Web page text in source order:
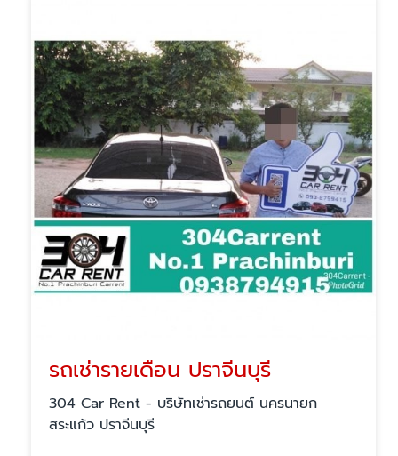
รถเช่ารายเดือน ปราจีนบุรี
304 Car Rent - บริษัทเช่ารถยนต์ นครนายก
สระแก้ว ปราจีนบุรี